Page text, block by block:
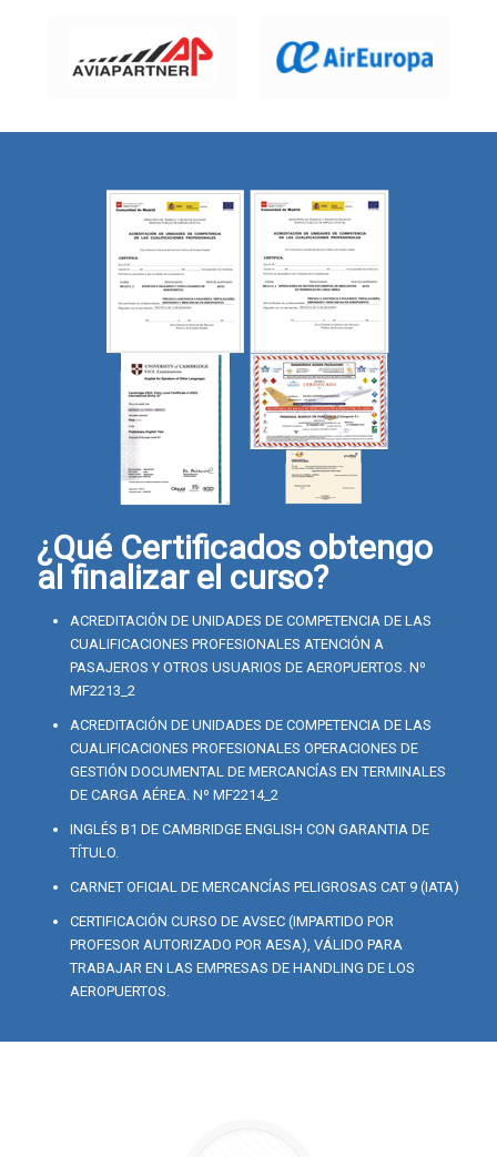
¿Qué Certificados obtengo
al finalizar el curso?
ACREDITACIÓN DE UNIDADES DE COMPETENCIA DE LAS
CUALIFICACIONES PROFESIONALES ATENCIÓN A
PASAJEROS Y OTROS USUARIOS DE AEROPUERTOS. Nº
MF2213_2
ACREDITACIÓN DE UNIDADES DE COMPETENCIA DE LAS
CUALIFICACIONES PROFESIONALES OPERACIONES DE
GESTIÓN DOCUMENTAL DE MERCANCÍAS EN TERMINALES
DE CARGA AÉREA. Nº MF2214_2
INGLÉS B1 DE CAMBRIDGE ENGLISH CON GARANTIA DE
TÍTULO.
CARNET OFICIAL DE MERCANCÍAS PELIGROSAS CAT 9 (IATA)
CERTIFICACIÓN CURSO DE AVSEC (IMPARTIDO POR
PROFESOR AUTORIZADO POR AESA), VÁLIDO PARA
TRABAJAR EN LAS EMPRESAS DE HANDLING DE LOS
AEROPUERTOS.